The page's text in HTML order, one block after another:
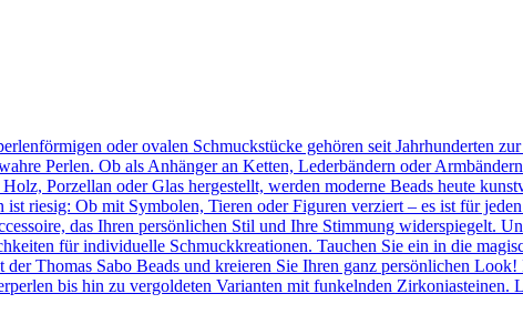
oder ovalen Schmuckstücke gehören seit Jahrhunderten
Perlen. Ob als Anhänger an Ketten, Lederbändern oder
Porzellan oder Glas hergestellt, werden moderne Beads heute
riesig: Ob mit Symbolen, Tieren oder Figuren verziert – es ist für
das Ihren persönlichen Stil und Ihre Stimmung widerspiegelt.
für individuelle Schmuckkreationen. Tauchen Sie ein in die
Thomas Sabo Beads und kreieren Sie Ihren ganz persönlichen
bis hin zu vergoldeten Varianten mit funkelnden Zirkoniasteinen.